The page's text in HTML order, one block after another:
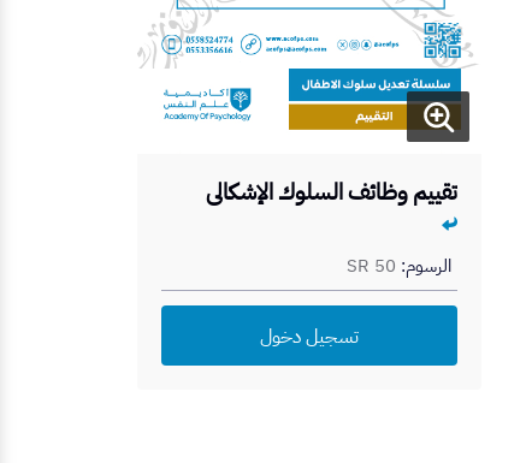
تقييم وظائف السلوك الإشكالي
الرسوم:
تسجيل دخول